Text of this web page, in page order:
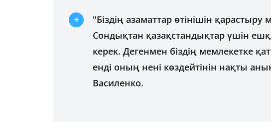
"Біздің азаматтар өтінішін қарастыру
Сондықтан қазақстандықтар үшін
керек. Дегенмен біздің мемлекетке
енді оның нені көздейтінін нақты
Василенко.